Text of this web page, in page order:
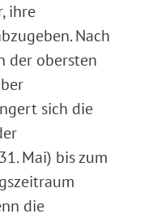
ihre
Nach
der obersten
sich die
Mai) bis zum
die